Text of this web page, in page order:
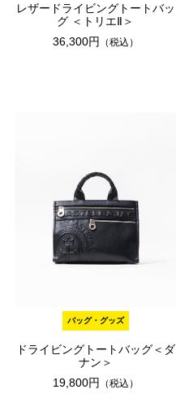
レザードライビングトートバッ
グ ＜トリエⅡ＞
36,300円 （税込）
バッグ・グッズ
ドライビングトートバッグ＜ダ
ナン＞
19,800円
（税込）